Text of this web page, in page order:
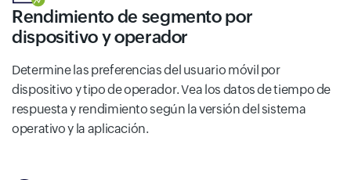
Rendimiento de segmento por
dispositivo y operador
Determine las preferencias del usuario móvil por
dispositivo y tipo de operador. Vea los datos de tiempo de
respuesta y rendimiento según la versión del sistema
operativo y la aplicación.